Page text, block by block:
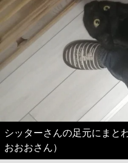
シッターさんの足元にまと
おおおさん）